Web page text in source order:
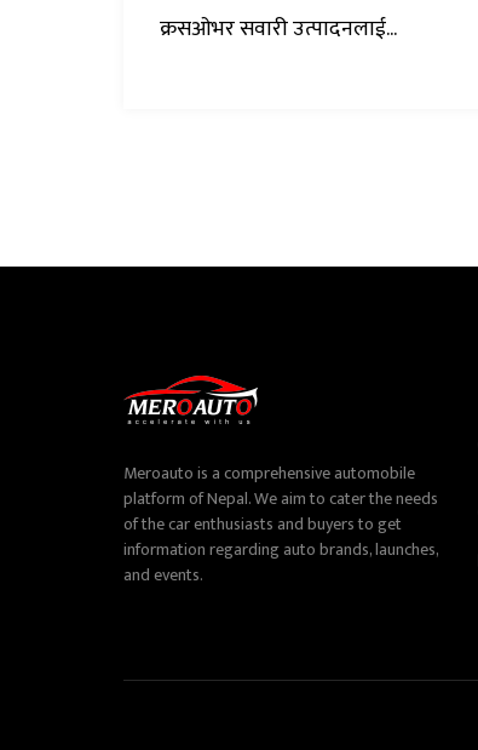
क्रसओभर सवारी उत्पादनलाई...
Meroauto is a comprehensive automobile
platform of Nepal. We aim to cater the needs
of the car enthusiasts and buyers to get
information regarding auto brands, launches,
and events.